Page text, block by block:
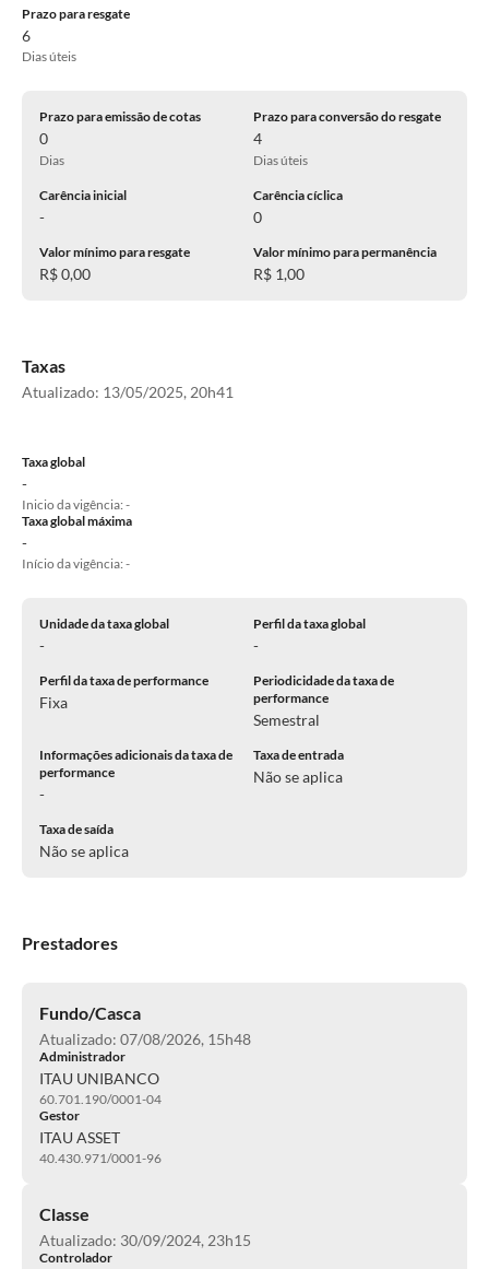
Prazo para resgate
6
Dias úteis
Prazo para emissão de cotas
0
Dias
Prazo para conversão do resgate
4
Dias úteis
Carência inicial
-
Carência cíclica
0
Valor mínimo para resgate
R$ 0,00
Valor mínimo para permanência
R$ 1,00
Taxas
Atualizado: 13/05/2025, 20h41
Taxa global
-
Inicio da vigência: -
Taxa global máxima
-
Início da vigência: -
Unidade da taxa global
-
Perfil da taxa global
-
Perfil da taxa de performance
Fixa
Periodicidade da taxa de
performance
Semestral
Informações adicionais da taxa de
performance
-
Taxa de entrada
Não se aplica
Taxa de saída
Não se aplica
Prestadores
Fundo/Casca
Atualizado: 07/08/2026, 15h48
Administrador
ITAU UNIBANCO
60.701.190/0001-04
Gestor
ITAU ASSET
40.430.971/0001-96
Classe
Atualizado: 30/09/2024, 23h15
Controlador